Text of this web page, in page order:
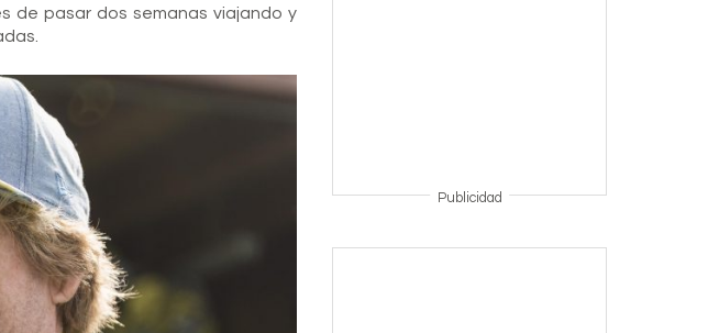
de pasar dos semanas viajando y
Publicidad